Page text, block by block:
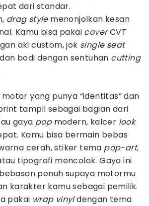
dari standar.
drag stylemenonjolkan kesan
Kamu bisa pakai coverCVT
aki custom, jok single seat
bodi dengan sentuhan cutting
yang punya “identitas” dan
tampil sebagai bagian dari
gaya pop modern, kalcer look
Kamu bisa bermain bebas
cerah, stiker tema pop-art,
tipografi mencolok. Gaya ini
penuh supaya motormu
karakter kamu sebagai pemilik.
pakai wrap vinyldengan tema